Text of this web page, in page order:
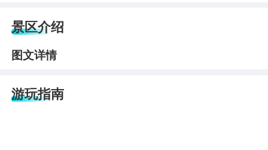
景区介绍
图文详情
游玩指南